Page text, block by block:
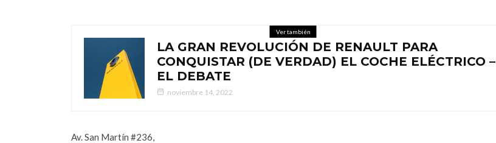
Ver también
LA GRAN REVOLUCIÓN DE RENAULT PARA
CONQUISTAR (DE VERDAD) EL COCHE ELÉCTRICO –
EL DEBATE
noviembre 14, 2022
Av. San Martín #236,